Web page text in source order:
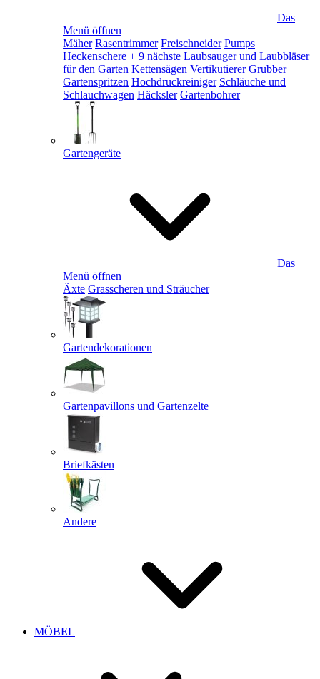
Das
Menü öffnen
Mäher Rasentrimmer Freischneider Pumps
Heckenschere + 9 nächste Laubsauger und Laubbläser
für den Garten Kettensägen Vertikutierer Grubber
Gartenspritzen Hochdruckreiniger Schläuche und
Schlauchwagen Häcksler Gartenbohrer
Gartengeräte
Das
Menü öffnen
Äxte Grasscheren und Sträucher
Gartendekorationen
Gartenpavillons und Gartenzelte
Briefkästen
Andere
MÖBEL